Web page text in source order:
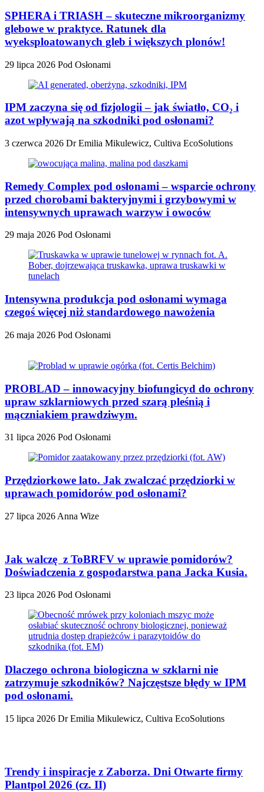
SPHERA i TRIASH – skuteczne mikroorganizmy
glebowe w praktyce. Ratunek dla
wyeksploatowanych gleb i większych plonów!
29 lipca 2026 Pod Osłonami
IPM zaczyna się od fizjologii – jak światło, CO₂ i
azot wpływają na szkodniki pod osłonami?
3 czerwca 2026 Dr Emilia Mikulewicz, Cultiva EcoSolutions
Remedy Complex pod osłonami – wsparcie ochrony
przed chorobami bakteryjnymi i grzybowymi w
intensywnych uprawach warzyw i owoców
29 maja 2026 Pod Osłonami
Intensywna produkcja pod osłonami wymaga
czegoś więcej niż standardowego nawożenia
26 maja 2026 Pod Osłonami
PROBLAD – innowacyjny biofungicyd do ochrony
upraw szklarniowych przed szarą pleśnią i
mączniakiem prawdziwym.
31 lipca 2026 Pod Osłonami
Przędziorkowe lato. Jak zwalczać przędziorki w
uprawach pomidorów pod osłonami?
27 lipca 2026 Anna Wize
Jak walczę z ToBRFV w uprawie pomidorów?
Doświadczenia z gospodarstwa pana Jacka Kusia.
23 lipca 2026 Pod Osłonami
Dlaczego ochrona biologiczna w szklarni nie
zatrzymuje szkodników? Najczęstsze błędy w IPM
pod osłonami.
15 lipca 2026 Dr Emilia Mikulewicz, Cultiva EcoSolutions
Trendy i inspiracje z Zaborza. Dni Otwarte firmy
Plantpol 2026 (cz. II)